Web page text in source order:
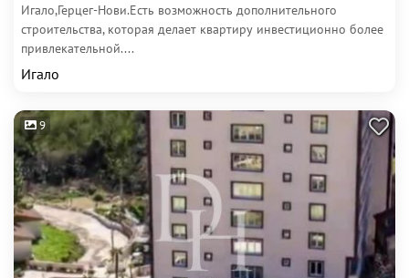
Игало,Герцег-Нови.Есть возможность дополнительного
строительства, которая делает квартиру инвестиционно более
привлекательной....
Игало
9